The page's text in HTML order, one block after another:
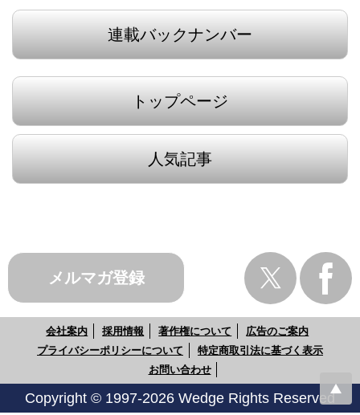
連載バックナンバー
トップページ
人気記事
メルマガ登録
会社案内 採用情報 著作権について
広告のご案内
プライバシーポリシーについて
特定商取引法に基づく表示
お問い合わせ
Copyright © 1997-2026 Wedge Rights Reserved